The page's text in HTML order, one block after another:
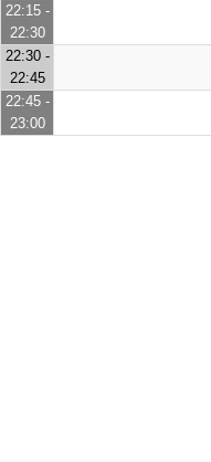
22:15 -
22:30
22:30 -
22:45
22:45 -
23:00